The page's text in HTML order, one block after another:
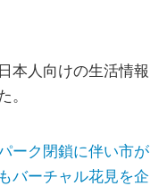
本人向けの生活情報
。
ーク閉鎖に伴い市が
バーチャル花見を企